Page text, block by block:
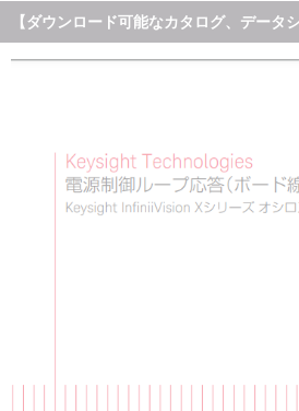
【ダウンロード可能なカタログ、データシ